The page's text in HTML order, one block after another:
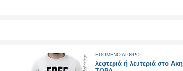
ΕΠΟΜΕΝΟ ΑΡΘΡΟ
λεφτεριά ή λευτεριά στο Ακη